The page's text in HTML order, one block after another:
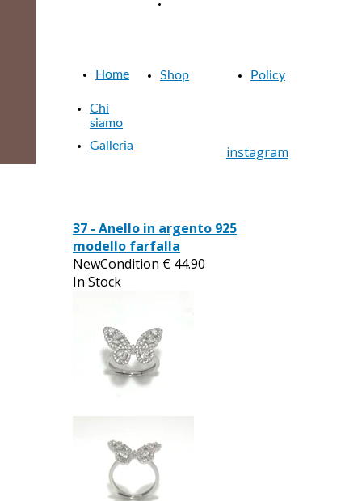
Shop Policy
Home
instagram
Chi
siamo
Galleria
37 - Anello in argento 925
modello farfalla
NewCondition € 44.90
In Stock